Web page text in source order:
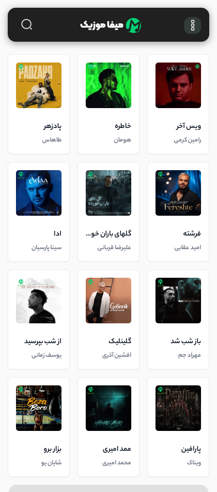
ویس آخر
رامین کرمی
خاطره
هومان
پادزهر
طاهاس
فرشته
امید عقابی
گلهای باران خورده
علیرضا قربانی
ادا
سینا پارسیان
باز شب شد
مهراد جم
گلینلیک
افشین آذری
از شب بپرسید
یوسف زمانی
پارافین
ویناک
ممد امیری
محمد امیری
بزار برو
شایان یو